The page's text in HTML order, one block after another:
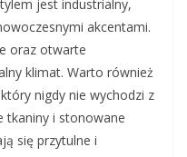
jest industrialny,
akcentami.
oraz otwarte
klimat. Warto również
nigdy nie wychodzi z
tkaniny i stonowane
się przytulne i